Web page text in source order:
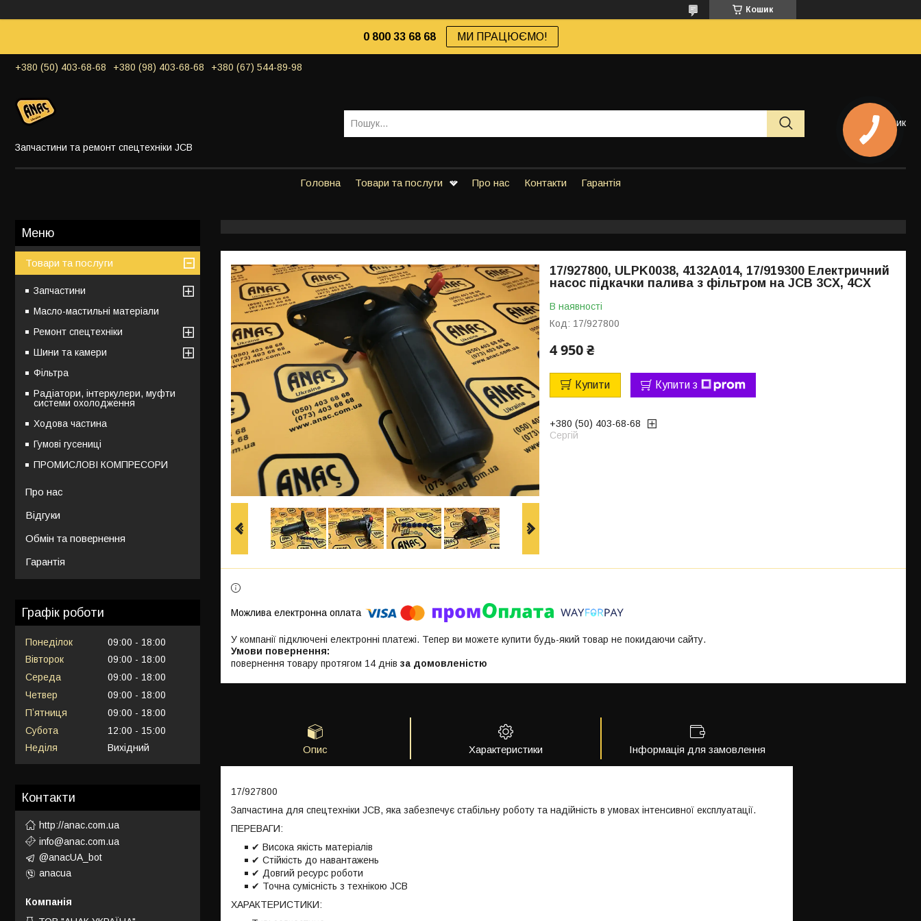
Кошик
0 800 33 68 68 МИ ПРАЦЮЄМО!
+380 (50) 403-68-68 +380 (98) 403-68-68 +380 (67) 544-89-98
Запчастини та ремонт спецтехніки JCB
Кошик
Головна Товари та послуги Про нас Контакти Гарантія
17/927800, ULPK0038, 4132A014, 17/919300 Електричний
насос підкачки палива з фільтром на JCB 3CX, 4CX
В наявності
Код: 17/927800
4 950 ₴
Купити Купити з
+380 (50) 403-68-68
Сергій
У компанії підключені електронні платежі. Тепер ви можете купити будь-який товар не покидаючи сайту.
повернення товару протягом 14 днів за домовленістю
Опис Характеристики Інформація для замовлення
17/927800
Запчастина для спецтехніки JCB, яка забезпечує стабільну роботу та надійність в умовах інтенсивної експлуатації.
ПЕРЕВАГИ:
✔ Висока якість матеріалів
✔ Стійкість до навантажень
✔ Довгий ресурс роботи
✔ Точна сумісність з технікою JCB
ХАРАКТЕРИСТИКИ:
Товари та послуги
Запчастини
Масло-мастильні матеріали
Ремонт спецтехніки
Шини та камери
Фільтра
Радіатори, інтеркулери, муфти
системи охолодження
Ходова частина
Гумові гусениці
ПРОМИСЛОВІ КОМПРЕСОРИ
Про нас
Відгуки
Обмін та повернення
Гарантія
Графік роботи
Понеділок 09:00
18:00
Вівторок
09:00
18:00
Середа
09:00
18:00
Четвер
09:00
18:00
Пʼятниця
09:00
18:00
Субота
12:00
15:00
Неділя
Вихідний
Контакти
http://anac.com.ua
info@anac.com.ua
@anacUA_bot
anacua